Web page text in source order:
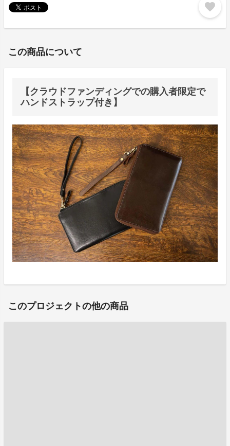
favorite
この商品について
【クラウドファンディングでの購入者限定で
ハンドストラップ付き】
このプロジェクトの他の商品